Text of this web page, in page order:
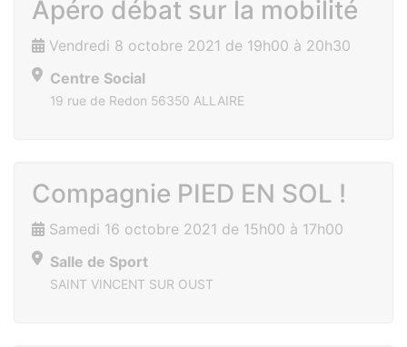
Apéro débat sur la mobilité
Vendredi 8 octobre 2021 de 19h00 à 20h30
Centre Social
19 rue de Redon 56350 ALLAIRE
Compagnie PIED EN SOL !
Samedi 16 octobre 2021 de 15h00 à 17h00
Salle de Sport
SAINT VINCENT SUR OUST